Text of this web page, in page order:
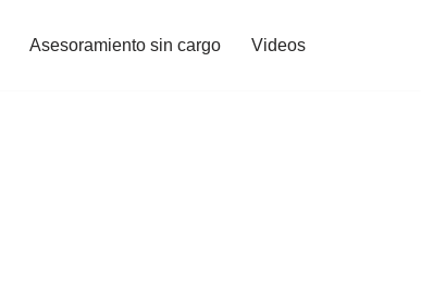
Asesoramiento sin cargo Videos